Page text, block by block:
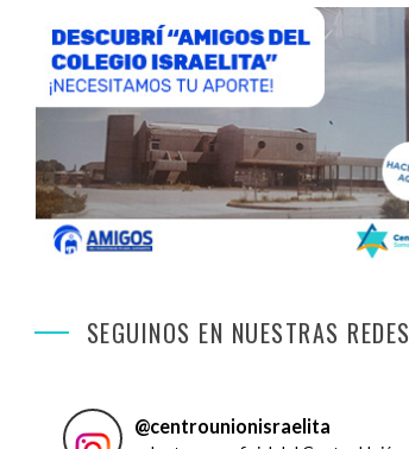
SEGUINOS EN NUESTRAS REDES
@centrounionisraelita